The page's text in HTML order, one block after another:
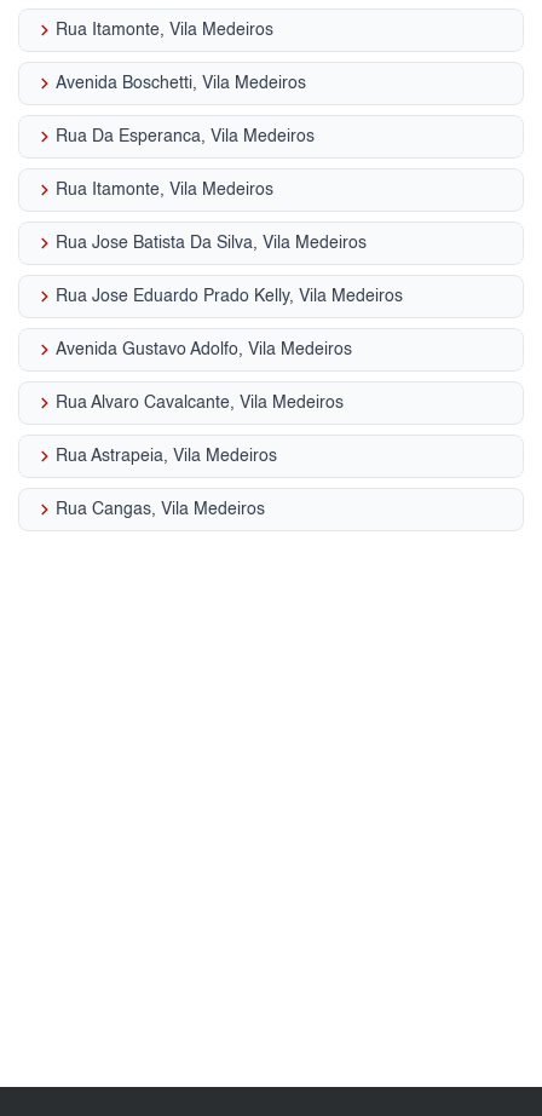
keyboard_arrow_right Rua Itamonte, Vila Medeiros
keyboard_arrow_right Avenida Boschetti, Vila Medeiros
keyboard_arrow_right Rua Da Esperanca, Vila Medeiros
keyboard_arrow_right Rua Itamonte, Vila Medeiros
keyboard_arrow_right Rua Jose Batista Da Silva, Vila Medeiros
keyboard_arrow_right Rua Jose Eduardo Prado Kelly, Vila Medeiros
keyboard_arrow_right Avenida Gustavo Adolfo, Vila Medeiros
keyboard_arrow_right Rua Alvaro Cavalcante, Vila Medeiros
keyboard_arrow_right Rua Astrapeia, Vila Medeiros
keyboard_arrow_right Rua Cangas, Vila Medeiros